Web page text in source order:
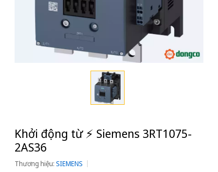
Khởi động từ ⚡️ Siemens 3RT1075-
2AS36
Thương hiệu: SIEMENS